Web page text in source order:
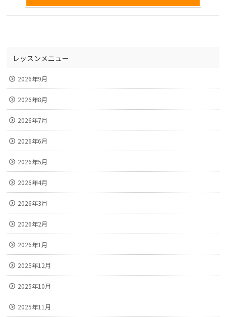
レッスンメニュー
2026年9月
2026年8月
2026年7月
2026年6月
2026年5月
2026年4月
2026年3月
2026年2月
2026年1月
2025年12月
2025年10月
2025年11月